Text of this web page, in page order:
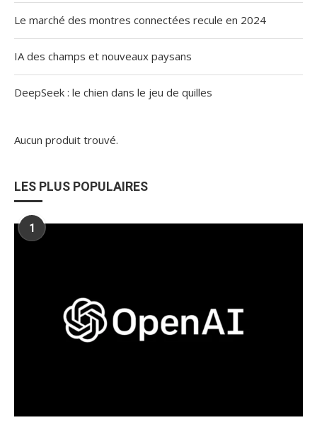
Le marché des montres connectées recule en 2024
IA des champs et nouveaux paysans
DeepSeek : le chien dans le jeu de quilles
Aucun produit trouvé.
LES PLUS POPULAIRES
1